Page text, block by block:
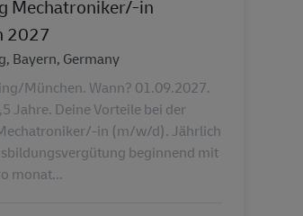
Mechatroniker/-in
2027
Bayern, Germany
München. Wann? 01.09.2027.
Jahre. Deine Vorteile bei der
in (m/w/d). Jährlich
beginnend mit
monat...